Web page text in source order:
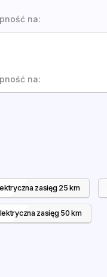
na:
na:
zasięg 25 km
zasięg 50 km